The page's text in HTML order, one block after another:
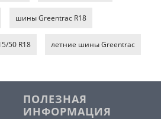
шины Greentrac R18
50 R18 летние шины Greentrac
ПОЛЕЗНАЯ
ИНФОРМАЦИЯ